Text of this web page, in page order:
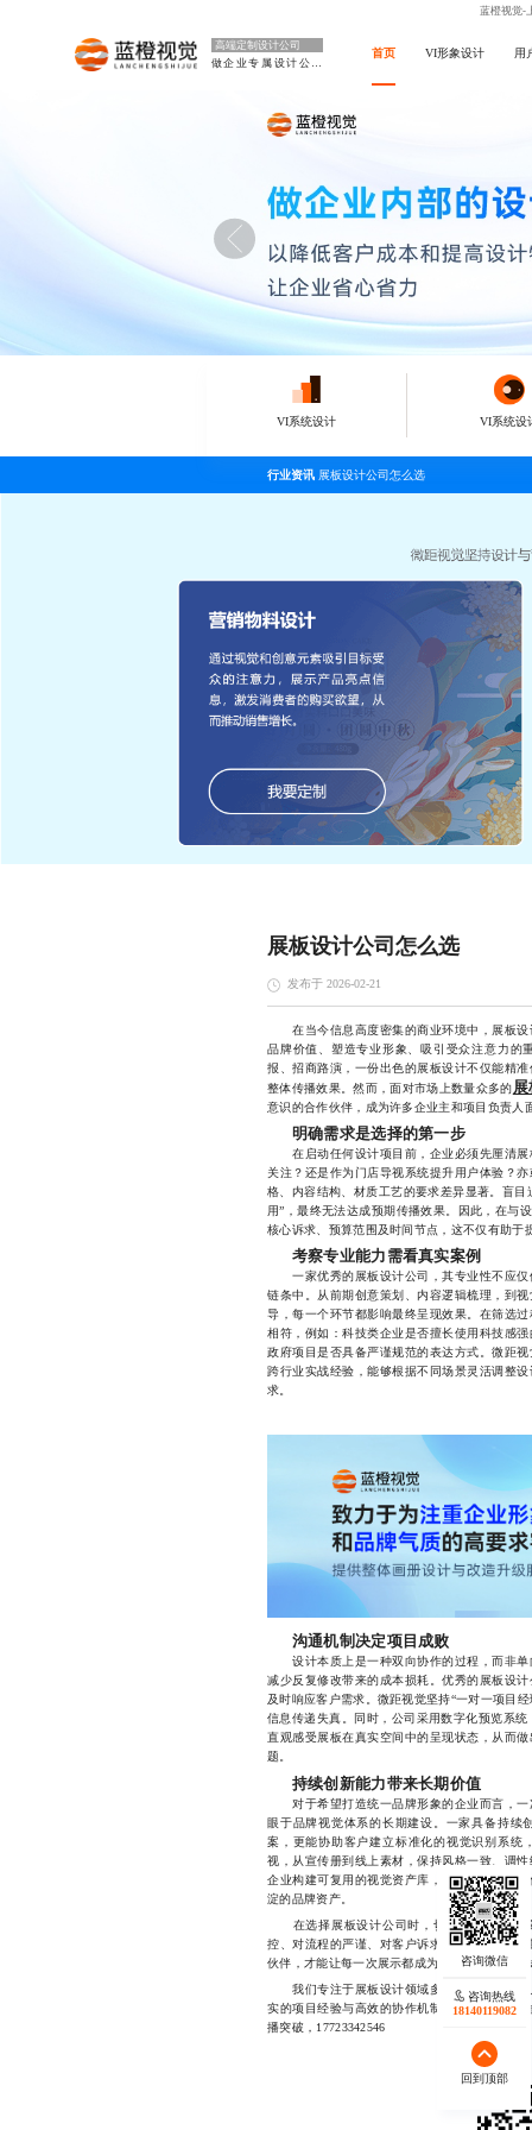
蓝橙视觉-
高端定制设计公司
做企业专属设计公司
首页 VI形象设计 用
VI系统设计 VI系统设
行业资讯 展板设计公司怎么选
展板设计公司怎么选
发布于 2026-02-21
在当今信息高度密集的商业环境中，展板设
品牌价值、塑造专业形象、吸引受众注意力的
报、招商路演，一份出色的展板设计不仅能精
整体传播效果。然而，面对市场上数量众多的
意识的合作伙伴，成为许多企业主和项目负责人
明确需求是选择的第一步
在启动任何设计项目前，企业必须先厘清展
关注？还是作为门店导视系统提升用户体验？
格、内容结构、材质工艺的要求差异显著。盲
用”，最终无法达成预期传播效果。因此，在与
核心诉求、预算范围及时间节点，这不仅有助
考察专业能力需看真实案例
一家优秀的展板设计公司，其专业性不应仅
链条中。从前期创意策划、内容逻辑梳理，到
导，每一个环节都影响最终呈现效果。在筛选
相符，例如：科技类企业是否擅长使用科技感
政府项目是否具备严谨规范的表达方式。微距
跨行业实战经验，能够根据不同场景灵活调整
求。
沟通机制决定项目成败
设计本质上是一种双向协作的过程，而非单
减少反复修改带来的成本损耗。优秀的展板设
及时响应客户需求。微距视觉坚持“一对一项目
信息传递失真。同时，公司采用数字化预览系
直观感受展板在真实空间中的呈现状态，从而
题。
持续创新能力带来长期价值
对于希望打造统一品牌形象的企业而言，一
眼于品牌视觉体系的长期建设。一家具备持续
案，更能协助客户建立标准化的视觉识别系
视，从宣传册到线上素材，保持风格一致、调
企业构建可复用的视觉资产库，助力品牌在不
淀的品牌资产。
在选择展板设计公司时，切忌被低价诱惑
控、对流程的严谨、对客户诉求的理解以及对
伙伴，才能让每一次展示都成为品牌价值的有力
我们专注于展板设计领域多年，致力于为客
实的项目经验与高效的协作机制，已成功服务
播突破，17723342546
咨询热线
18140119082
回到顶部